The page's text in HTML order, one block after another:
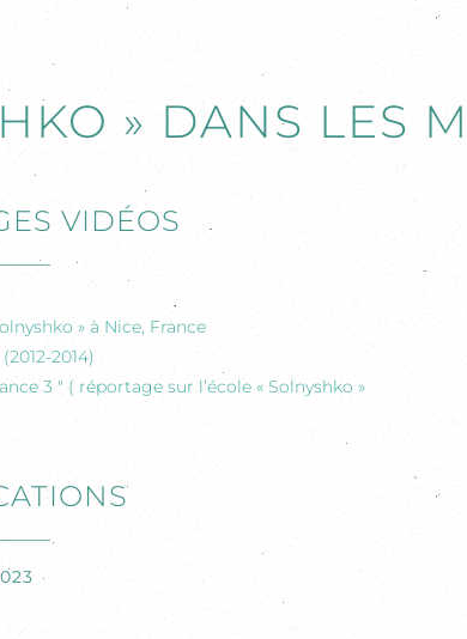
» DANS LES
VIDÉOS
» à Nice, France
2014)
3 " ( réportage sur l’école « Solnyshko »